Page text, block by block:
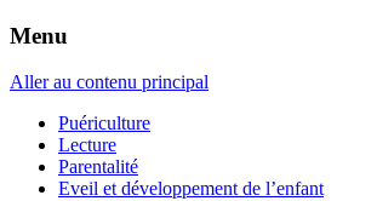
Menu
Aller au contenu principal
Puériculture
Lecture
Parentalité
Eveil et développement de l’enfant